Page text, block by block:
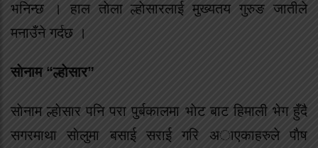
भनिन्छ । हाल ताेला ल्हाेसारलाई मुख्यतय गुरुङ जातीले
मनाउँने गर्दछ ।
साेनाम “ल्हाेसार”
साेनाम ल्हाेसार पनि परा पुर्बकालमा भाेट बाट हिमाली भेग हुँदै
सगरमाथा साेलुमा बसाई सराई गरि अाएकाहरुले पाैष